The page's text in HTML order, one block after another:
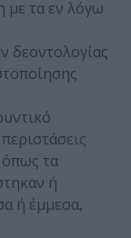
με τα εν λόγω
δεοντολογίας
όπως τα
ή
ή έμμεσα,